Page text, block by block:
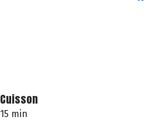
Cuisson
15 min